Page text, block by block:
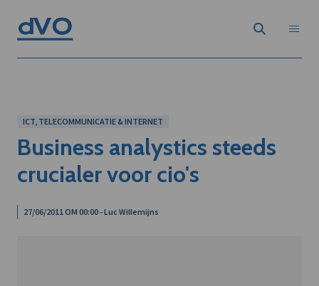
ICT, TELECOMMUNICATIE & INTERNET
Business analystics steeds
crucialer voor cio's
27/06/2011 OM 00:00 - Luc Willemijns